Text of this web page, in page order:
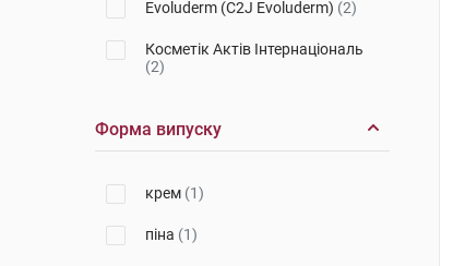
Evoluderm (C2J Evoluderm) (2)
Косметік Актів Інтернаціональ
(2)
Форма випуску
крем (1)
піна (1)